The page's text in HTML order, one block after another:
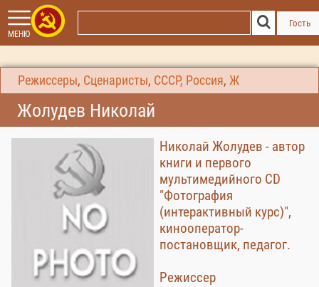
МЕНЮ
Гость
Режиссеры, Сценаристы, СССР, Россия, Ж
Жолудев Николай
Николай Жолудев - автор
книги и первого
мультимедийного CD
"Фотография
(интерактивный курс)",
кинооператор-
постановщик, педагог.
Режиссер